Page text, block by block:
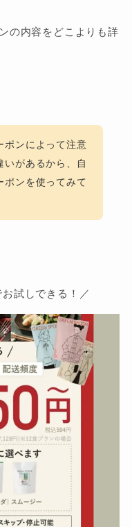
の内容をどこよりも詳
ポンによって注意
いがあるから、自
ポンを使ってみて
お試しできる！／